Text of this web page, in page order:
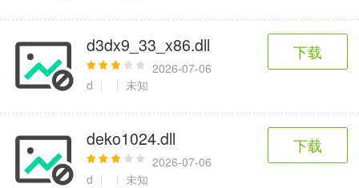
d3dx9_33_x86.dll
2026-07-06
d
未知
下载
deko1024.dll
2026-07-06
d
未知
下载